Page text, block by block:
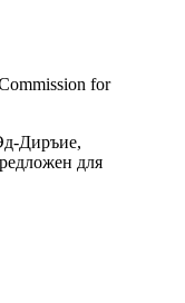
for
Диръие,
для